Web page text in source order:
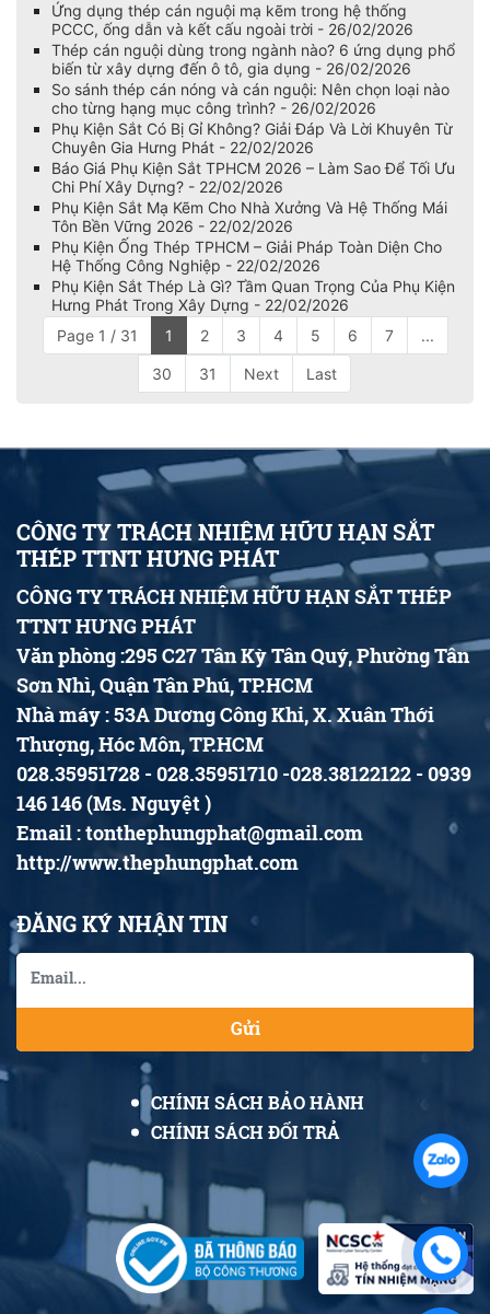
Ứng dụng thép cán nguội mạ kẽm trong hệ thống
PCCC, ống dẫn và kết cấu ngoài trời - 26/02/2026
Thép cán nguội dùng trong ngành nào? 6 ứng dụng phổ
biến từ xây dựng đến ô tô, gia dụng - 26/02/2026
So sánh thép cán nóng và cán nguội: Nên chọn loại nào
cho từng hạng mục công trình? - 26/02/2026
Phụ Kiện Sắt Có Bị Gỉ Không? Giải Đáp Và Lời Khuyên Từ
Chuyên Gia Hưng Phát - 22/02/2026
Báo Giá Phụ Kiện Sắt TPHCM 2026 – Làm Sao Để Tối Ưu
Chi Phí Xây Dựng? - 22/02/2026
Phụ Kiện Sắt Mạ Kẽm Cho Nhà Xưởng Và Hệ Thống Mái
Tôn Bền Vững 2026 - 22/02/2026
Phụ Kiện Ống Thép TPHCM – Giải Pháp Toàn Diện Cho
Hệ Thống Công Nghiệp - 22/02/2026
Phụ Kiện Sắt Thép Là Gì? Tầm Quan Trọng Của Phụ Kiện
Hưng Phát Trong Xây Dựng - 22/02/2026
Page 1 / 31
1 2 3 4 5 6 7 ...
30 31 Next Last
CÔNG TY TRÁCH NHIỆM HỮU HẠN SẮT
THÉP TTNT HƯNG PHÁT
CÔNG TY TRÁCH NHIỆM HỮU HẠN SẮT THÉP
TTNT HƯNG PHÁT
Văn phòng :295 C27 Tân Kỳ Tân Quý, Phường Tân
Sơn Nhì, Quận Tân Phú, TP.HCM
Nhà máy : 53A Dương Công Khi, X. Xuân Thới
Thượng, Hóc Môn, TP.HCM
028.35951728 - 028.35951710 -028.38122122 - 0939
146 146 (Ms. Nguyệt )
Email : tonthephungphat@gmail.com
http://www.thephungphat.com
ĐĂNG KÝ NHẬN TIN
Gửi
CHÍNH SÁCH BẢO HÀNH
CHÍNH SÁCH ĐỔI TRẢ